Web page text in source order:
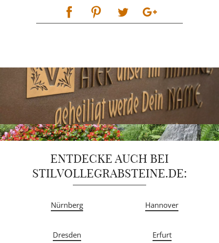
ENTDECKE AUCH BEI
STILVOLLEGRABSTEINE.DE:
Nürnberg Hannover
Dresden Erfurt